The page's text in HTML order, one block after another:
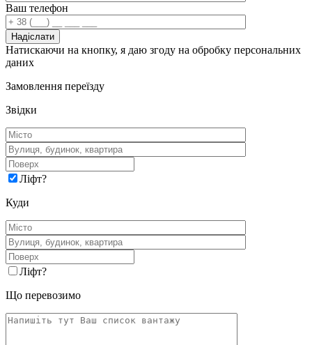
Ваш телефон
Натискаючи на кнопку, я даю згоду на обробку персональних
даних
Замовлення переїзду
Звідки
Ліфт?
Куди
Ліфт?
Що перевозимо